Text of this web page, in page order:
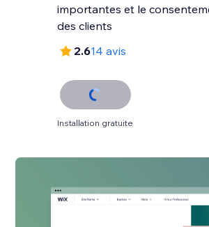
importantes et le
des clients
2.614 avis
Installation gratuite